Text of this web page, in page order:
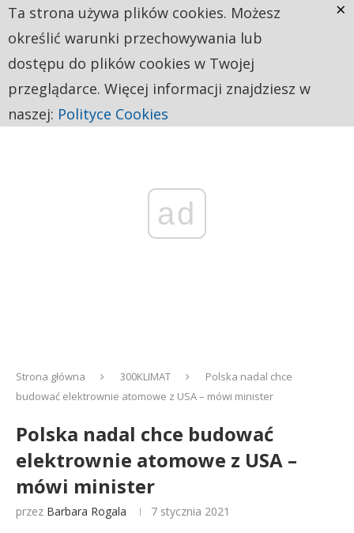
ad
Strona główna 300KLIMAT
Polska nadal chce
budować elektrownie atomowe z USA – mówi minister
Polska nadal chce budować
elektrownie atomowe z USA –
mówi minister
przez Barbara Rogala 7 stycznia 2021
Ta strona używa plików cookies. Możesz
określić warunki przechowywania lub
dostępu do plików cookies w Twojej
przeglądarce. Więcej informacji znajdziesz w
naszej: Polityce Cookies
×